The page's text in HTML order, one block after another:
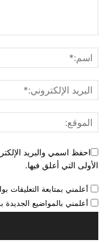
احفظ اسمي والبريد
الأولى التي أعلق فيها.
أعلمني بمتابعة التعليقات
أعلمني بالمواضيع الجديدة